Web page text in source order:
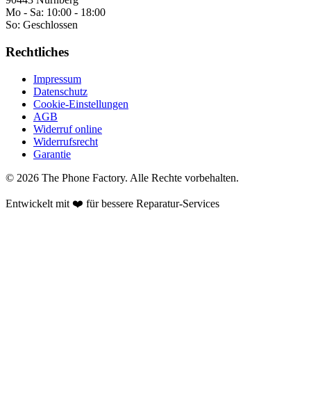
Mo - Sa: 10:00 - 18:00
So: Geschlossen
Rechtliches
Impressum
Datenschutz
Cookie-Einstellungen
AGB
Widerruf online
Widerrufsrecht
Garantie
© 2026 The Phone Factory. Alle Rechte vorbehalten.
Entwickelt mit ❤️ für bessere Reparatur-Services